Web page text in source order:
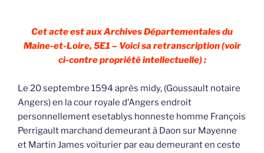
Cet acte est aux Archives Départementales du
Maine-et-Loire, 5E1 – Voici sa retranscription (voir
ci-contre propriété intellectuelle) :
Le 20 septembre 1594 après midy, (Goussault notaire
Angers) en la cour royale d’Angers endroit
personnellement esetablys honneste homme François
Perrigault marchand demeurant à Daon sur Mayenne
et Martin James voiturier par eau demeurant en ceste